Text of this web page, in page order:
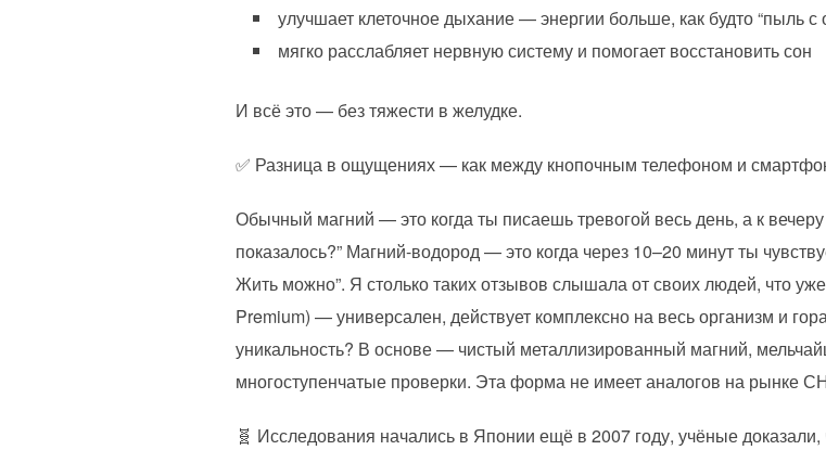
улучшает клеточное дыхание — энергии больше, как будто “пыль с
мягко расслабляет нервную систему и помогает восстановить сон
И всё это — без тяжести в желудке.
✅️ Разница в ощущениях — как между кнопочным телефоном и
Обычный магний — это когда ты писаешь тревогой весь день, а к
показалось?” Магний-водород — это когда через 10–20 минут ты
Жить можно”. Я столько таких отзывов слышала от своих людей, что
Premium) — универсален, действует комплексно на весь организм и
уникальность? В основе — чистый металлизированный магний,
многоступенчатые проверки. Эта форма не имеет аналогов на рынке
🧬 Исследования начались в Японии ещё в 2007 году, учёные